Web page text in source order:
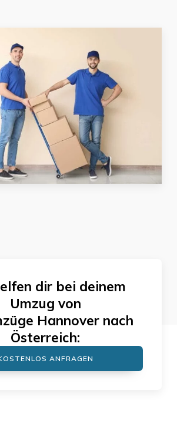
dir bei deinem
Umzug von
Hannovernach
Österreich:
ANFRAGEN